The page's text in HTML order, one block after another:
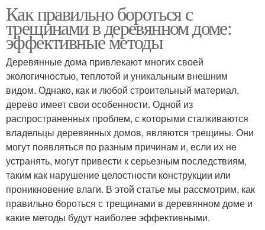
Как правильно бороться с
трещинами в деревянном доме:
эффективные методы
Деревянные дома привлекают многих своей
экологичностью, теплотой и уникальным внешним
видом. Однако, как и любой строительный материал,
дерево имеет свои особенности. Одной из
распространенных проблем, с которыми сталкиваются
владельцы деревянных домов, являются трещины. Они
могут появляться по разным причинам и, если их не
устранять, могут привести к серьезным последствиям,
таким как нарушение целостности конструкции или
проникновение влаги. В этой статье мы рассмотрим, как
правильно бороться с трещинами в деревянном доме и
какие методы будут наиболее эффективными.